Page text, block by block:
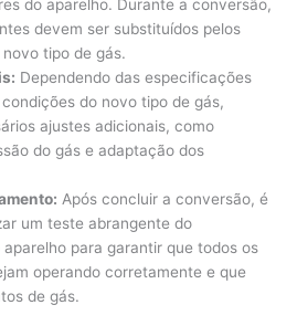
do aparelho. Durante a conversão,
devem ser substituídos pelos
tipo de gás.
Dependendo das especificações
do novo tipo de gás,
ajustes adicionais, como
do gás e adaptação dos
Após concluir a conversão, é
um teste abrangente do
para garantir que todos os
operando corretamente e que
de gás.